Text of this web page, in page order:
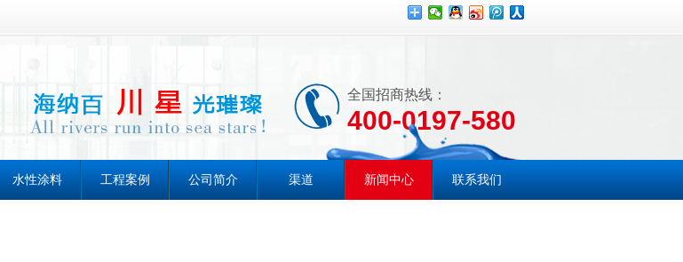
全国招商热线：
400-0197-580
水性涂料 工程案例 公司简介 渠道 新闻中心 联系我们